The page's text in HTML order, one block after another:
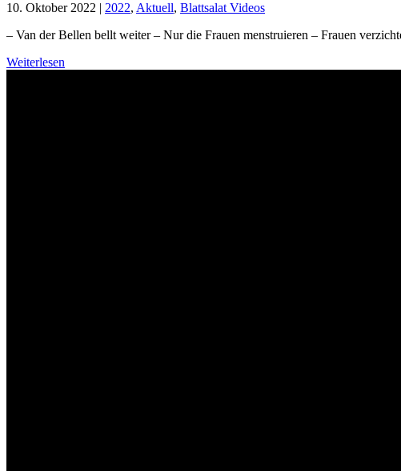
10. Oktober 2022 | 2022, Aktuell, Blattsalat Videos
– Van der Bellen bellt weiter – Nur die Frauen menstruieren – Frauen
Weiterlesen